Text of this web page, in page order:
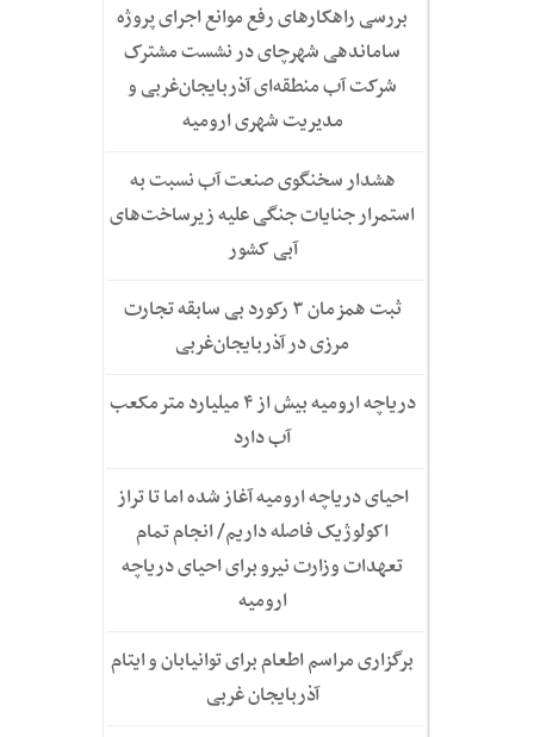
بررسی راهکارهای رفع موانع اجرای پروژه
ساماندهی شهرچای در نشست مشترک
شرکت آب منطقه‌ای آذربایجان‌غربی و
مدیریت شهری ارومیه
هشدار سخنگوی صنعت آب نسبت به
استمرار جنایات جنگی علیه زیرساخت‌های
آبی کشور
ثبت همزمان ۳ رکورد بی سابقه تجارت
مرزی در آذربایجان‌غربی
دریاچه ارومیه بیش از ۴ میلیارد مترمکعب
آب دارد
احیای دریاچه ارومیه آغاز شده اما تا تراز
اکولوژیک فاصله داریم/ انجام تمام
تعهدات وزارت نیرو برای احیای دریاچه
ارومیه
برگزاری مراسم اطعام برای توانیابان و ایتام
آذربایجان غربی